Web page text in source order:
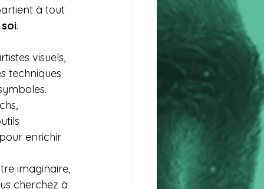
à tout
.
visuels,
techniques
enrichir
imaginaire,
cherchez à